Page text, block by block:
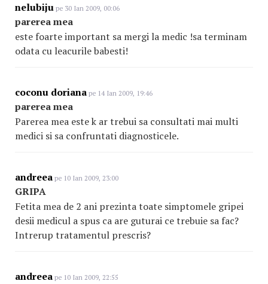
nelubiju pe 30 Ian 2009, 00:06
parerea mea
este foarte important sa mergi la medic !sa terminam
odata cu leacurile babesti!
coconu doriana pe 14 Ian 2009, 19:46
parerea mea
Parerea mea este k ar trebui sa consultati mai multi
medici si sa confruntati diagnosticele.
andreea pe 10 Ian 2009, 23:00
GRIPA
Fetita mea de 2 ani prezinta toate simptomele gripei
desii medicul a spus ca are guturai ce trebuie sa fac?
Intrerup tratamentul prescris?
andreea pe 10 Ian 2009, 22:55